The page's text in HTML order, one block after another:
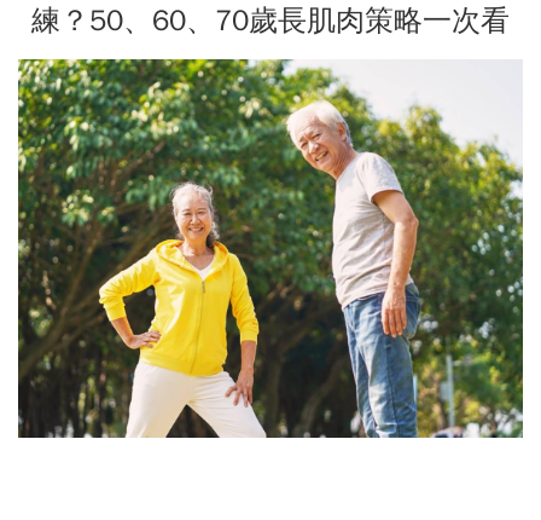
練？50、60、70歲長肌肉策略一次看